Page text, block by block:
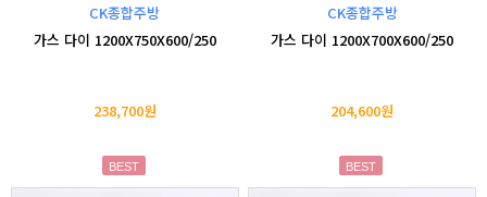
CK종합주방
가스 다이 1200X750X600/250
238,700원
BEST
CK종합주방
가스 다이 1200X700X600/250
204,600원
BEST